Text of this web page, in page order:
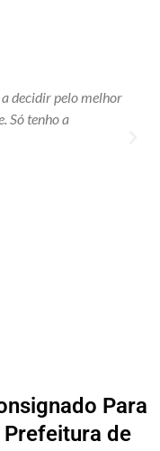
decidir pelo melhor
Só tenho a
Para
de